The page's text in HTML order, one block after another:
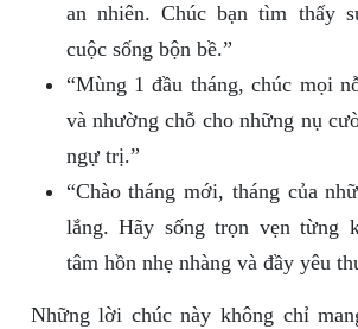
an nhiên. Chúc bạn tìm thấy
cuộc sống bộn bề.”
“Mùng 1 đầu tháng, chúc mọi
và nhường chỗ cho những nụ
ngự trị.”
“Chào tháng mới, tháng của
lắng. Hãy sống trọn vẹn từng
tâm hồn nhẹ nhàng và đầy yêu
Những lời chúc này không chỉ